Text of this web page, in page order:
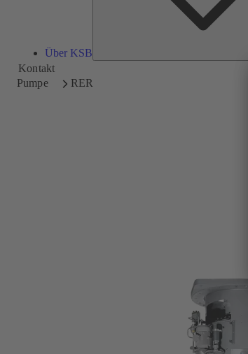
Über KSB
Kontakt
Pumpe
RER